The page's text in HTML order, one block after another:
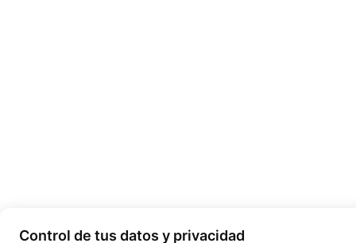
Control de tus datos y privacidad